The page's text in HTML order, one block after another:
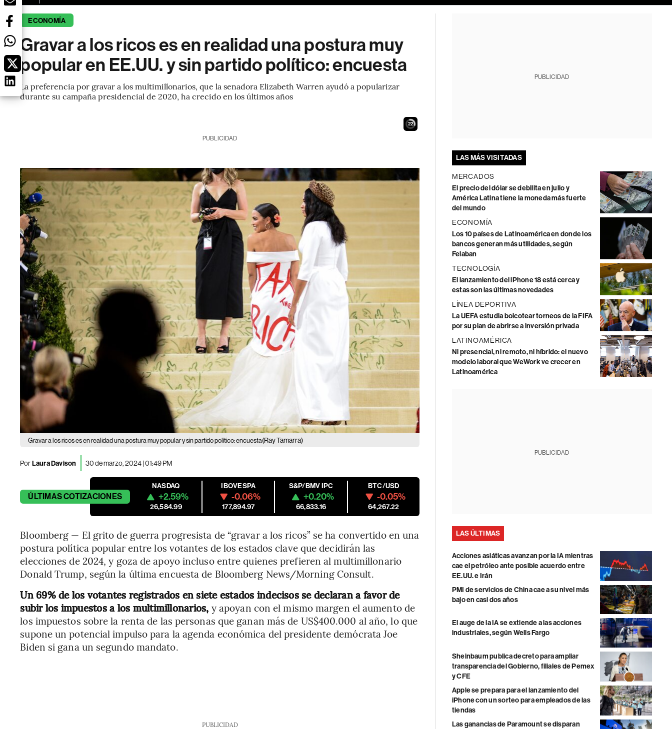
ECONOMÍA
Gravar a los ricos es en realidad una postura muy
popular en EE.UU. y sin partido político: encuesta
La preferencia por gravar a los multimillonarios, que la senadora Elizabeth Warren ayudó a popularizar
durante su campaña presidencial de 2020, ha crecido en los últimos años
21
PUBLICIDAD
Gravar a los ricos es en realidad una postura muy popular y sin partido político: encuesta(Ray Tamarra)
PorLaura Davison 30 de marzo, 2024 | 01:49 PM
ÚLTIMASCOTIZACIONES
NASDAQ
+2.59%
26,584.99
IBOVESPA
-0.06%
177,894.97
S&P/BMV IPC
+0.20%
66,833.16
BTC/USD
-0.05%
64,267.22
Bloomberg — El grito de guerra progresista de “gravar a los ricos” se ha convertido en una
postura política popular entre los votantes de los estados clave que decidirán las
elecciones de 2024, y goza de apoyo incluso entre quienes prefieren al multimillonario
Donald Trump, según la última encuesta de Bloomberg News/Morning Consult.
Un 69% de los votantes registrados en siete estados indecisos se declaran a favor de
subir los impuestos a los multimillonarios, y apoyan con el mismo margen el aumento de
los impuestos sobre la renta de las personas que ganan más de US$400.000 al año, lo que
supone un potencial impulso para la agenda económica del presidente demócrata Joe
Biden si gana un segundo mandato.
PUBLICIDAD
PUBLICIDAD
LAS MÁS VISITADAS
MERCADOS
El precio del dólar se debilita en julio y
América Latina tiene la moneda más fuerte
del mundo
ECONOMÍA
Los 10 países de Latinoamérica en donde los
bancos generan más utilidades, según
Felaban
TECNOLOGÍA
El lanzamiento del iPhone 18 está cerca y
estas son las últimas novedades
LÍNEA DEPORTIVA
La UEFA estudia boicotear torneos de la FIFA
por su plan de abrirse a inversión privada
LATINOAMÉRICA
Ni presencial, ni remoto, ni híbrido: el nuevo
modelo laboral que WeWork ve crecer en
Latinoamérica
PUBLICIDAD
LAS ÚLTIMAS
Acciones asiáticas avanzan por la IA mientras
cae el petróleo ante posible acuerdo entre
EE.UU. e Irán
PMI de servicios de China cae a su nivel más
bajo en casi dos años
El auge de la IA se extiende a las acciones
industriales, según Wells Fargo
Sheinbaum publica decreto para ampliar
transparencia del Gobierno, filiales de Pemex
y CFE
Apple se prepara para el lanzamiento del
iPhone con un sorteo para empleados de las
tiendas
Las ganancias de Paramount se disparan